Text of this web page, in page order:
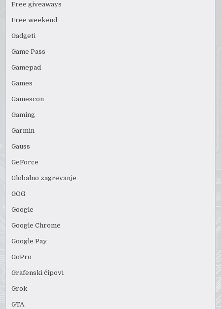
Free giveaways
Free weekend
Gadgeti
Game Pass
Gamepad
Games
Gamescon
Gaming
Garmin
Gauss
GeForce
Globalno zagrevanje
GOG
Google
Google Chrome
Google Pay
GoPro
Grafenski čipovi
Grok
GTA